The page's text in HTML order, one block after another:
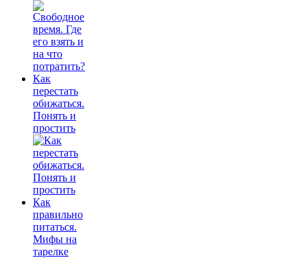
Как
перестать
обижаться.
Понять и
простить
Как
правильно
питаться.
Мифы на
тарелке